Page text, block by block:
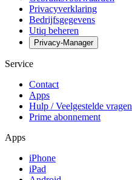
Privacyverklaring
Bedrijfsgegevens
Utiq beheren
Privacy-Manager
Service
Contact
Apps
Hulp / Veelgestelde vragen
Prime abonnement
Apps
iPhone
iPad